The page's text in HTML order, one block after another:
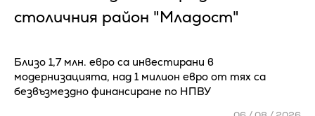
столичния район "Младост"
Близо 1,7 млн. евро са инвестирани в
модернизацията, над 1 милион евро от тях са
безвъзмездно финансиране по НПВУ